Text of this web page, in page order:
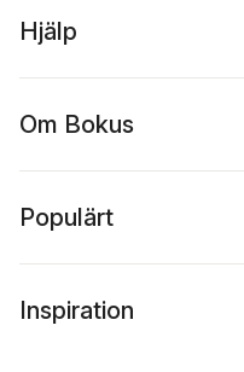
Hjälp
Om Bokus
Populärt
Inspiration